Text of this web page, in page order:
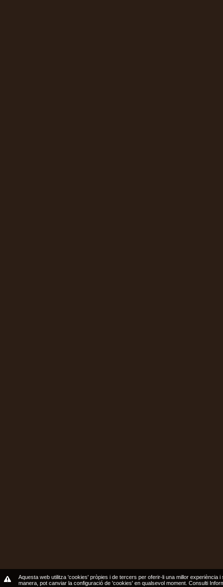
Aquesta web utilitza 'cookies' pròpies i de tercers per oferir-li una millor
manera, pot canviar la configuració de 'cookies' en qualsevol moment. Consulti